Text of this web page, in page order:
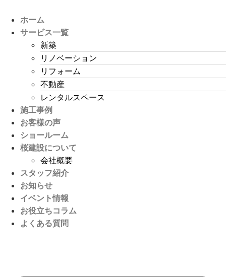
ホーム
サービス一覧
新築
リノベーション
リフォーム
不動産
レンタルスペース
施工事例
お客様の声
ショールーム
桜建設について
会社概要
スタッフ紹介
お知らせ
イベント情報
お役立ちコラム
よくある質問